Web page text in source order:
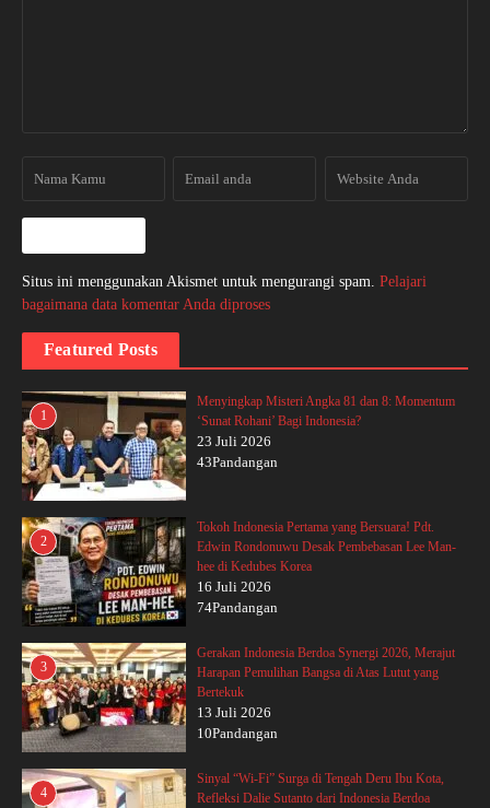
Situs ini menggunakan Akismet untuk mengurangi spam. Pelajari
bagaimana data komentar Anda diproses
Featured Posts
1
Menyingkap Misteri Angka 81 dan 8: Momentum
‘Sunat Rohani’ Bagi Indonesia?
23 Juli 2026
43Pandangan
2
Tokoh Indonesia Pertama yang Bersuara! Pdt.
Edwin Rondonuwu Desak Pembebasan Lee Man-
hee di Kedubes Korea
16 Juli 2026
74Pandangan
3
Gerakan Indonesia Berdoa Synergi 2026, Merajut
Harapan Pemulihan Bangsa di Atas Lutut yang
Bertekuk
13 Juli 2026
10Pandangan
4
Sinyal “Wi-Fi” Surga di Tengah Deru Ibu Kota,
Refleksi Dalie Sutanto dari Indonesia Berdoa